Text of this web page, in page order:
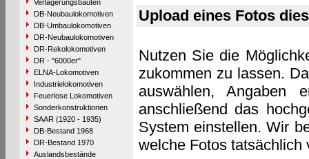
Verlagerungsbauten
DB-Neubaulokomotiven
DB-Umbaulokomotiven
DR-Neubaulokomotiven
DR-Rekolokomotiven
DR - "6000er"
ELNA-Lokomotiven
Industrielokomotiven
Feuerlose Lokomotiven
Sonderkonstruktionen
SAAR (1920 - 1935)
DB-Bestand 1968
DR-Bestand 1970
Auslandsbestände
Upload eines Fotos
Nutzen Sie die
zukommen zu lassen.
auswählen, Angaben
anschließend das
System einstellen. Wir
welche Fotos tatsächlich